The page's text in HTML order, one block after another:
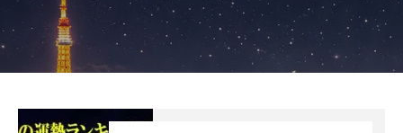
最恐の相性占い
秘伝公開！吉凶カレンダー
記事カテゴリー